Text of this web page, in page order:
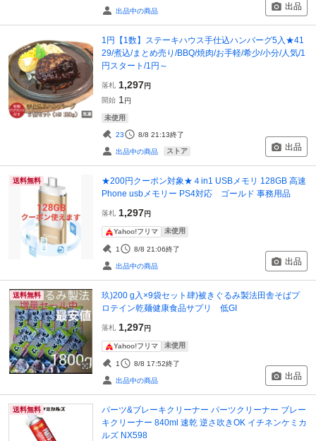
出品中の商品 出品
1円【1数】ステーキハウス手仕込ハンバーグ5入★41
29/煮込/まとめ売り/BBQ/焼肉/お手軽/希少/小分/人気/1
円スタート/1円～
落札 1,297円
開始 1 円
未使用
23 8/8 21:13終了
出品中の商品 ストア 出品
送料無料
★200円クーポン対象★４in1 USBメモリ 128GB 高速
Phone usbメモリー PS4対応 ゴールド 事務用品
落札 1,297円
Yahoo!フリマ 未使用
1 8/8 21:06終了
出品中の商品 出品
送料無料
玖)200 g入×9袋セット肆)被きぐるみ製法田舎そばプ
ロテイン乾麺健康食品サプリ 低GI
落札 1,297円
Yahoo!フリマ 未使用
1 8/8 17:52終了
出品中の商品 出品
送料無料
パーツ&ブレーキクリーナー パーツクリーナー ブレー
キクリーナー 840ml 速乾 逆さ吹きOK イチネンケミカ
ルズ NX598